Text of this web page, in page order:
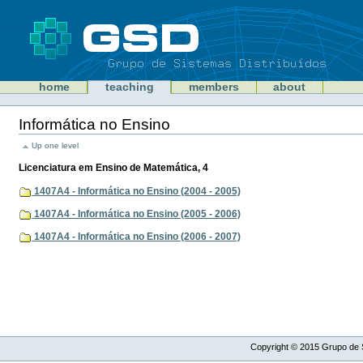
GSD home teaching members about
Personal
tools
Informática no Ensino
Document
Actions
Up one level
Licenciatura em Ensino de Matemática, 4
1407A4 - Informática no Ensino (2004 - 2005)
1407A4 - Informática no Ensino (2005 - 2006)
1407A4 - Informática no Ensino (2006 - 2007)
Copyright © 2015Grupo de